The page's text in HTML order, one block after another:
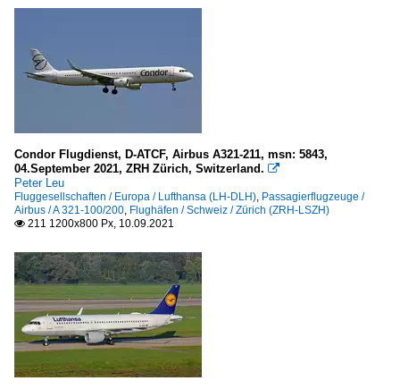
Condor Flugdienst, D-ATCF, Airbus A321-211, msn: 5843,
04.September 2021, ZRH Zürich, Switzerland. 
Peter Leu
Fluggesellschaften / Europa / Lufthansa (LH-DLH), Passagierflugzeuge /
Airbus / A 321-100/200, Flughäfen / Schweiz / Zürich (ZRH-LSZH)
 211 1200x800 Px, 10.09.2021